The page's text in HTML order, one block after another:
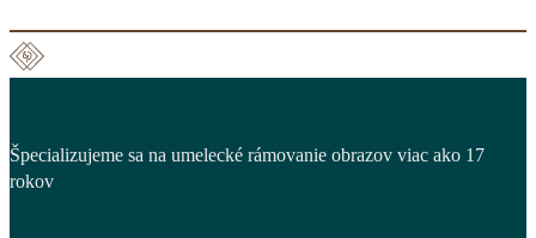
Špecializujeme sa na umelecké rámovanie obrazov viac ako 17
rokov